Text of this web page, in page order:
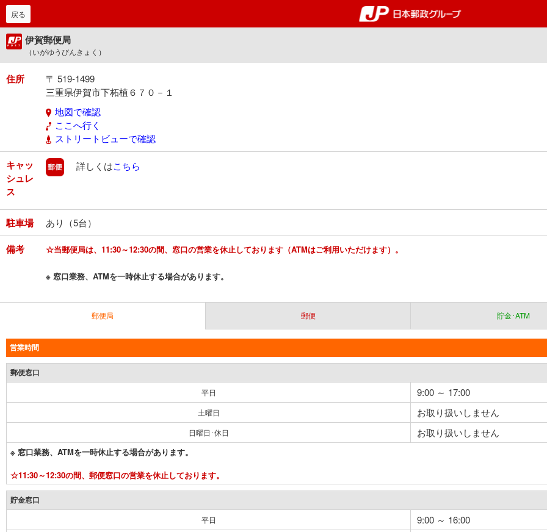
郵便局・日本郵政グルー
戻る
伊賀郵便局
（いがゆうびんきょく）
住所
〒 519-1499
三重県伊賀市下柘植６７０－１
地図で確認
ここへ行く
ストリートビューで確認
キャッ
シュレ
ス
郵便
詳しくはこちら
駐車場 あり（5台）
備考 ☆当郵便局は、11:30～12:30の間、窓口の営業を休止しております（ATMはご利用いただけます）。
※ 窓口業務、ATMを一時休止する場合があります。
郵便局 郵便 貯金･ATM
営業時間
郵便窓口
平日 9:00 ～ 17:00
土曜日 お取り扱いしません
日曜日･休日 お取り扱いしません
※ 窓口業務、ATMを一時休止する場合があります。
☆11:30～12:30の間、郵便窓口の営業を休止しております。
貯金窓口
平日 9:00 ～ 16:00